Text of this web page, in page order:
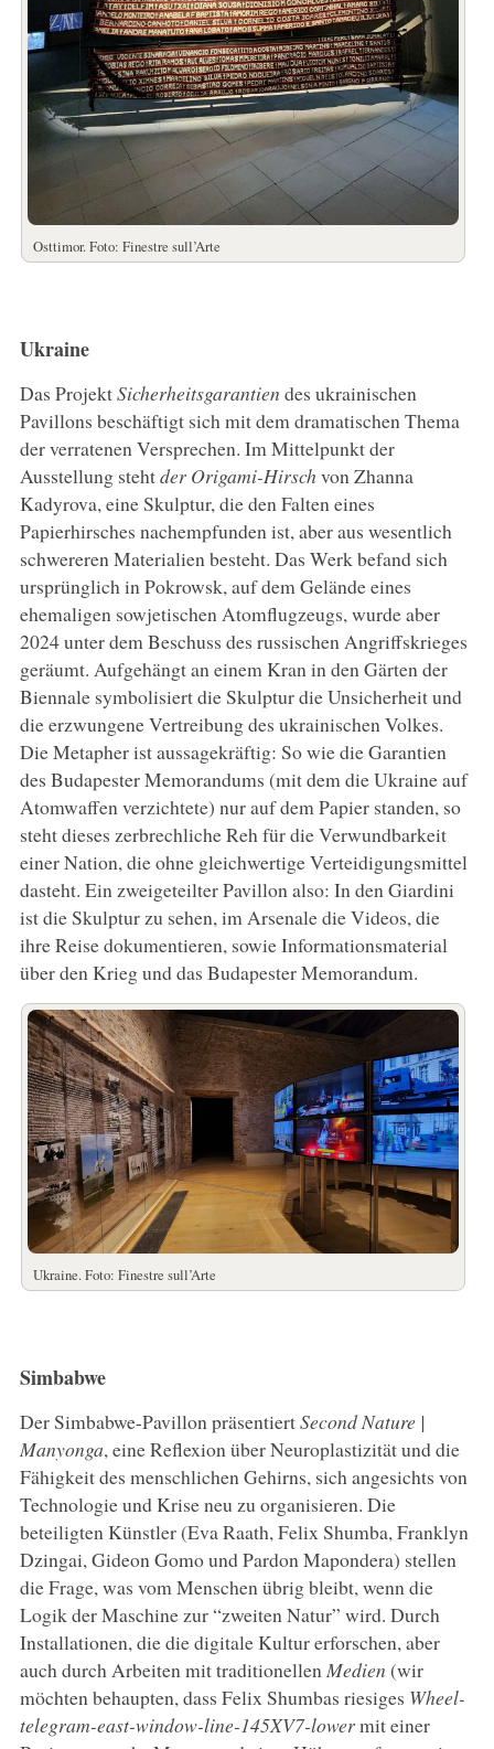
Osttimor. Foto: Finestre sull’Arte
Ukraine
Das ProjektSicherheitsgarantien des ukrainischen
Pavillons beschäftigt sich mit dem dramatischen Thema
der verratenen Versprechen. Im Mittelpunkt der
Ausstellung stehtder Origami-Hirsch von Zhanna
Kadyrova, eine Skulptur, die den Falten eines
Papierhirsches nachempfunden ist, aber aus wesentlich
schwereren Materialien besteht. Das Werk befand sich
ursprünglich in Pokrowsk, auf dem Gelände eines
ehemaligen sowjetischen Atomflugzeugs, wurde aber
2024 unter dem Beschuss des russischen Angriffskrieges
geräumt. Aufgehängt an einem Kran in den Gärten der
Biennale symbolisiert die Skulptur die Unsicherheit und
die erzwungene Vertreibung des ukrainischen Volkes.
Die Metapher ist aussagekräftig: So wie die Garantien
des Budapester Memorandums (mit dem die Ukraine auf
Atomwaffen verzichtete) nur auf dem Papier standen, so
steht dieses zerbrechliche Reh für die Verwundbarkeit
einer Nation, die ohne gleichwertige Verteidigungsmittel
dasteht. Ein zweigeteilter Pavillon also: In den Giardini
ist die Skulptur zu sehen, im Arsenale die Videos, die
ihre Reise dokumentieren, sowie Informationsmaterial
über den Krieg und das Budapester Memorandum.
Ukraine. Foto: Finestre sull’Arte
Simbabwe
Der Simbabwe-Pavillon präsentiertSecond Nature |
Manyonga, eine Reflexion über Neuroplastizität und die
Fähigkeit des menschlichen Gehirns, sich angesichts von
Technologie und Krise neu zu organisieren. Die
beteiligten Künstler (Eva Raath, Felix Shumba, Franklyn
Dzingai, Gideon Gomo und Pardon Mapondera) stellen
die Frage, was vom Menschen übrig bleibt, wenn die
Logik der Maschine zur “zweiten Natur” wird. Durch
Installationen, die die digitale Kultur erforschen, aber
auch durch Arbeiten mit traditionellen Medien (wir
möchten behaupten, dass Felix Shumbas riesiges Wheel-
telegram-east-window-line-145XV7-lowermit einer